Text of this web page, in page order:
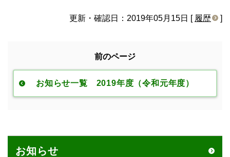
更新・確認日：2019年05月15日 [ 履歴 ]
前のページ
お知らせ一覧 2019年度（令和元年度）
お知らせ